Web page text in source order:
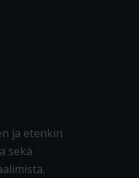
ja etenkin
sekä
.